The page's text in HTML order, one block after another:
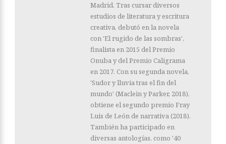
Madrid. Tras cursar diversos
estudios de literatura y escritura
creativa, debutó en la novela
con 'El rugido de las sombras',
finalista en 2015 del Premio
Onuba y del Premio Caligrama
en 2017. Con su segunda novela,
'Sudor y lluvia tras el fin del
mundo' (Maclein y Parker, 2018),
obtiene el segundo premio Fray
Luis de León de narrativa (2018).
También ha participado en
diversas antologías, como '40